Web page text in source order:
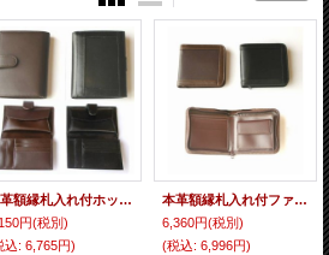
本革額縁札入れ付ホック二つ折りバース 全2色
円(税別)
込: 6,765円)
本革額縁札入れ付ファスナー二つ折りバース 全2色
6,360円(税別)
(税込: 6,996円)